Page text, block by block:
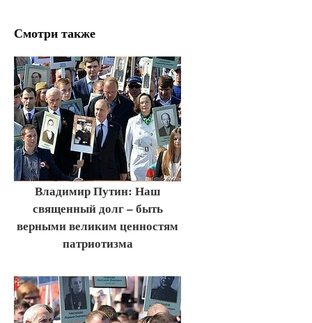
Смотри также
Владимир Путин: Наш
священный долг – быть
верными великим ценностям
патриотизма